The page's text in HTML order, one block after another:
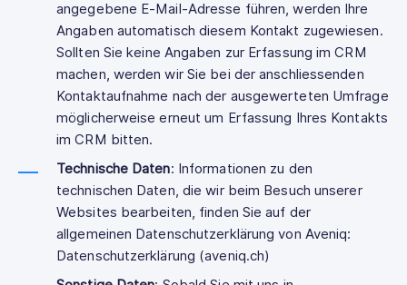
angegebene E-Mail-Adresse führen, werden Ihre
Angaben automatisch diesem Kontakt zugewiesen.
Sollten Sie keine Angaben zur Erfassung im CRM
machen, werden wir Sie bei der anschliessenden
Kontaktaufnahme nach der ausgewerteten Umfrage
möglicherweise erneut um Erfassung Ihres Kontakts
im CRM bitten.
Technische Daten: Informationen zu den
technischen Daten, die wir beim Besuch unserer
Websites bearbeiten, finden Sie auf der
allgemeinen Datenschutzerklärung von Aveniq:
Datenschutzerklärung (aveniq.ch)